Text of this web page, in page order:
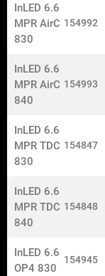
InLED 6.6
MPR AirC
830
154992
InLED 6.6
MPR AirC
840
154993
InLED 6.6
MPR TDC
830
154847
InLED 6.6
MPR TDC
840
154848
InLED 6.6
OP4 830
154945